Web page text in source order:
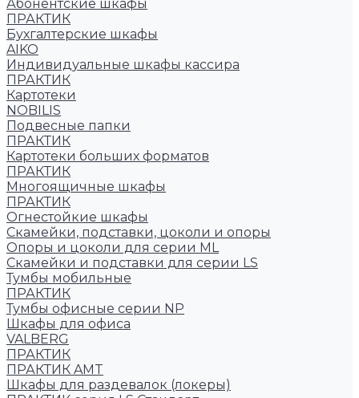
Абонентские шкафы
ПРАКТИК
Бухгалтерские шкафы
AIKO
Индивидуальные шкафы кассира
ПРАКТИК
Картотеки
NOBILIS
Подвесные папки
ПРАКТИК
Картотеки больших форматов
ПРАКТИК
Многоящичные шкафы
ПРАКТИК
Огнестойкие шкафы
Скамейки, подставки, цоколи и опоры
Опоры и цоколи для серии ML
Скамейки и подставки для серии LS
Тумбы мобильные
ПРАКТИК
Тумбы офисные серии NP
Шкафы для офиса
VALBERG
ПРАКТИК
ПРАКТИК AMT
Шкафы для раздевалок (локеры)